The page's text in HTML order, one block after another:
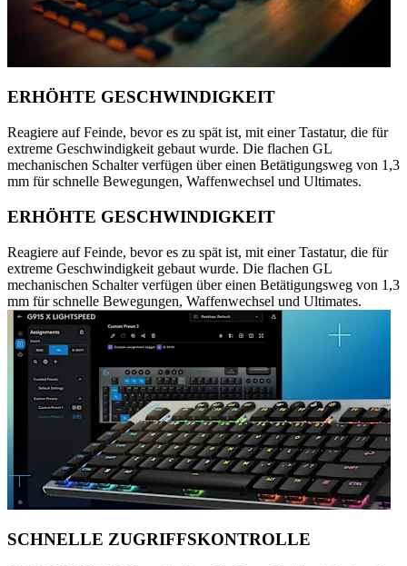
ERHÖHTE GESCHWINDIGKEIT
Reagiere auf Feinde, bevor es zu spät ist, mit einer Tastatur, die für
extreme Geschwindigkeit gebaut wurde. Die flachen GL
mechanischen Schalter verfügen über einen Betätigungsweg von 1,3
mm für schnelle Bewegungen, Waffenwechsel und Ultimates.
ERHÖHTE GESCHWINDIGKEIT
Reagiere auf Feinde, bevor es zu spät ist, mit einer Tastatur, die für
extreme Geschwindigkeit gebaut wurde. Die flachen GL
mechanischen Schalter verfügen über einen Betätigungsweg von 1,3
mm für schnelle Bewegungen, Waffenwechsel und Ultimates.
SCHNELLE ZUGRIFFSKONTROLLE